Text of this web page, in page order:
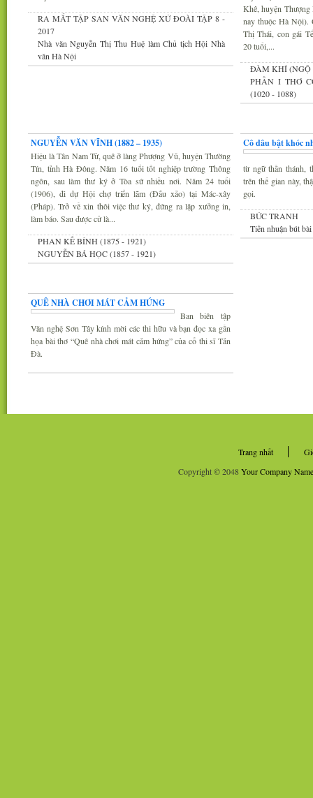
RA MẮT TẬP SAN VĂN NGHỆ XỨ ĐOÀI TẬP 8 -
2017
Nhà văn Nguyễn Thị Thu Huệ làm Chủ tịch Hội Nhà
văn Hà Nội
Khê, huyện
nay thuộc Hà Nội).
Thị Thái, con gái
20 tuổi,...
ĐÀM KHÍ (NGỘ
PHẦN I THƠ
(1020 - 1088)
NGUYỄN VĂN VĨNH (1882 – 1935)
Hiệu là Tân Nam Tử, quê ở làng Phượng Vũ, huyện Thường
Tín, tỉnh Hà Đông. Năm 16 tuổi tốt nghiệp trường Thông
ngôn, sau làm thư ký ở Tòa sứ nhiều nơi. Năm 24 tuổi
(1906), đi dự Hội chợ triển lãm (Đấu xảo) tại Mác-xây
(Pháp). Trở về xin thôi việc thư ký, đứng ra lập xưởng in,
làm báo. Sau được cử là...
PHAN KẾ BÍNH (1875 - 1921)
NGUYỄN BÁ HỌC (1857 - 1921)
Cô dâu bật khóc
từ ngữ thần thánh,
trên thế gian này,
gọi.
BỨC TRANH
Tiền nhuận bút
QUÊ NHÀ CHƠI MÁT CẢM HỨNG
Ban biên tập
Văn nghệ Sơn Tây kính mời các thi hữu và bạn đọc xa gần
họa bài thơ “Quê nhà chơi mát cảm hứng” của cố thi sĩ Tản
Đà.
Trang nhất
Copyright © 2048Your Company Name